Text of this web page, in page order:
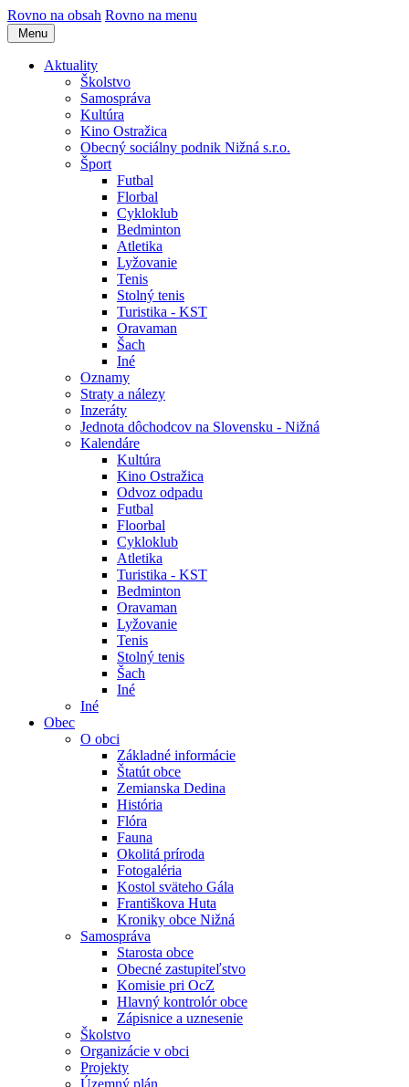
Rovno na obsah Rovno na menu
Menu
Aktuality
Školstvo
Samospráva
Kultúra
Kino Ostražica
Obecný sociálny podnik Nižná s.r.o.
Šport
Futbal
Florbal
Cykloklub
Bedminton
Atletika
Lyžovanie
Tenis
Stolný tenis
Turistika - KST
Oravaman
Šach
Iné
Oznamy
Straty a nálezy
Inzeráty
Jednota dôchodcov na Slovensku - Nižná
Kalendáre
Kultúra
Kino Ostražica
Odvoz odpadu
Futbal
Floorbal
Cykloklub
Atletika
Turistika - KST
Bedminton
Oravaman
Lyžovanie
Tenis
Stolný tenis
Šach
Iné
Iné
Obec
O obci
Základné informácie
Štatút obce
Zemianska Dedina
História
Flóra
Fauna
Okolitá príroda
Fotogaléria
Kostol sväteho Gála
Františkova Huta
Kroniky obce Nižná
Samospráva
Starosta obce
Obecné zastupiteľstvo
Komisie pri OcZ
Hlavný kontrolór obce
Zápisnice a uznesenie
Školstvo
Organizácie v obci
Projekty
Územný plán